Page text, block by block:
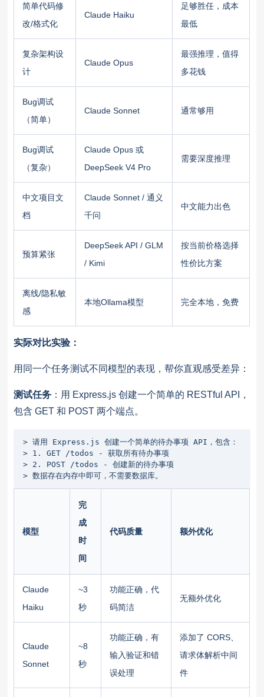
简单代码修
改/格式化
Claude Haiku
足够胜任，成本
最低
复杂架构设
计
Claude Opus
最强推理，值得
多花钱
Bug调试
（简单）
Claude Sonnet 通常够用
Bug调试
（复杂）
Claude Opus 或
DeepSeek V4 Pro
需要深度推理
中文项目文
档
Claude Sonnet / 通义
千问
中文能力出色
预算紧张
DeepSeek API / GLM
/ Kimi
按当前价格选择
性价比方案
离线/隐私敏
感
本地Ollama模型 完全本地，免费
实际对比实验：
用同一个任务测试不同模型的表现，帮你直观感受差异：
测试任务 ：用 Express.js 创建一个简单的 RESTful API，
包含 GET 和 POST 两个端点。
> 请用 Express.js 创建一个简单的待办事项 API，包含：
> 1. GET /todos - 获取所有待办事项
> 2. POST /todos - 创建新的待办事项
> 数据存在内存中即可，不需要数据库。
模型
完
成
时
间
代码质量 额外优化
Claude
Haiku
~3
秒
功能正确，代
码简洁
无额外优化
Claude
Sonnet
~8
秒
功能正确，有
输入验证和错
误处理
添加了 CORS、
请求体解析中间
件